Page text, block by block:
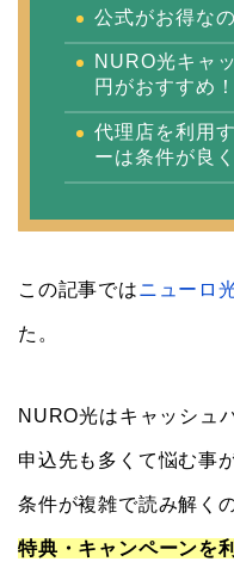
公式がお得な
NURO光キャ
円がおすすめ！
代理店を利用
ーは条件が良
この記事ではニューロ
た。
NURO光はキャッシュ
申込先も多くて悩む事
条件が複雑で読み解く
特典・キャンペーンを